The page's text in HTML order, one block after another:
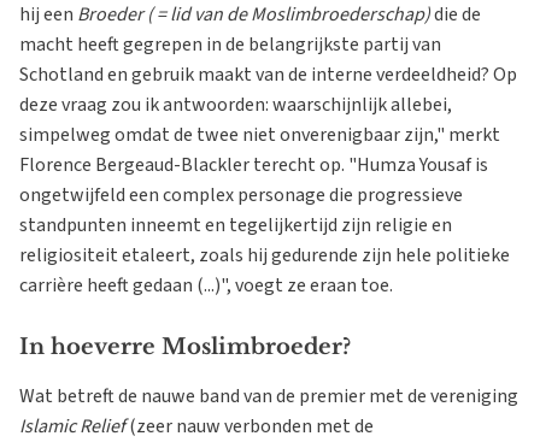
hij een Broeder ( = lid van de Moslimbroederschap)die de
macht heeft gegrepen in de belangrijkste partij van
Schotland en gebruik maakt van de interne verdeeldheid? Op
deze vraag zou ik antwoorden: waarschijnlijk allebei,
simpelweg omdat de twee niet onverenigbaar zijn," merkt
Florence Bergeaud-Blackler terecht op. "Humza Yousaf is
ongetwijfeld een complex personage die progressieve
standpunten inneemt en tegelijkertijd zijn religie en
religiositeit etaleert, zoals hij gedurende zijn hele politieke
carrière heeft gedaan (...)", voegt ze eraan toe.
In hoeverre Moslimbroeder?
Wat betreft de nauwe band van de premier met de vereniging
Islamic Relief(zeer nauw verbonden met de